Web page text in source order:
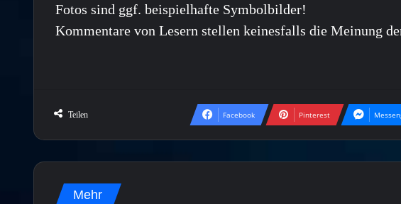
Fotos sind ggf. beispielhafte Symbolbilder!
Kommentare von Lesern stellen keinesfalls die Meinung
Teilen Facebook Pinterest
Mehr